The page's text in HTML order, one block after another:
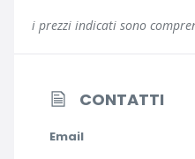
i prezzi indicati sono
CONTATTI
Email